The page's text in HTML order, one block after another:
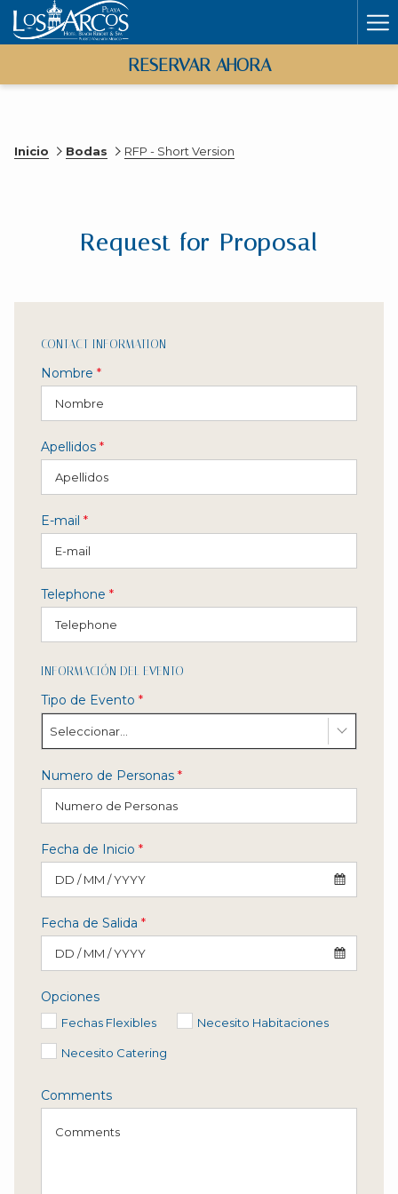
RESERVAR AHORA
Inicio Bodas RFP - Short Version
Request for Proposal
CONTACT INFORMATION
Nombre *
Apellidos *
E-mail *
Telephone *
INFORMACIÓN DEL EVENTO
Tipo de Evento *
Seleccionar...
Numero de Personas *
Fecha de Inicio *
Fecha de Salida *
Opciones
Fechas Flexibles Necesito Habitaciones
Necesito Catering
Comments